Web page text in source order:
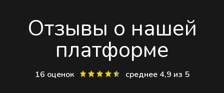
Отзывы о нашей
платформе
16 оценок среднее 4,9 из 5